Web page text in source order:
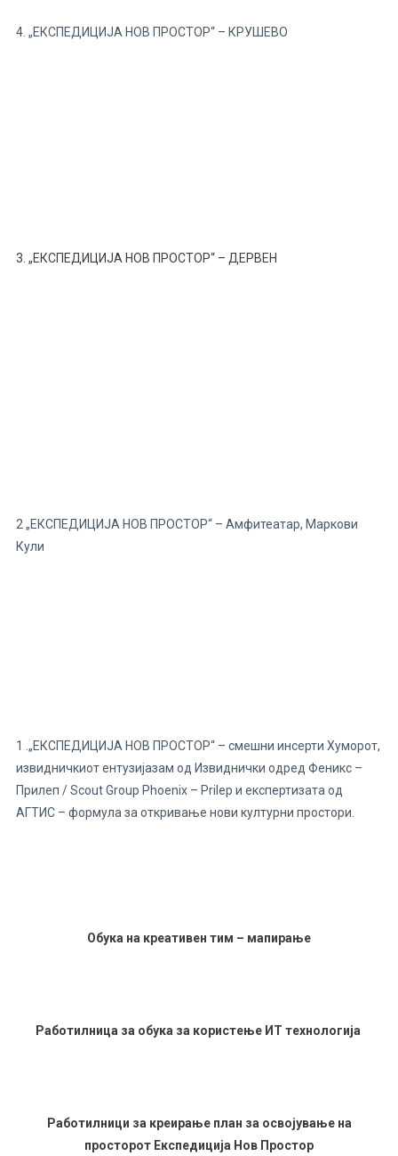
4. „ЕКСПЕДИЦИЈА НОВ ПРОСТОР“ – КРУШЕВО
3. „ЕКСПЕДИЦИЈА НОВ ПРОСТОР“ – ДЕРВЕН
2 „ЕКСПЕДИЦИЈА НОВ ПРОСТОР“ – Амфитеатар, Маркови
Кули
1 .„ЕКСПЕДИЦИЈА НОВ ПРОСТОР“ – смешни инсерти Хуморот,
извидничкиот ентузијазам од Извиднички одред Феникс –
Прилеп / Scout Group Phoenix – Prilep и експертизата од
АГТИС – формула за откривање нови културни простори.
Обука на креативен тим – мапирање
Работилница за обука за користење ИТ технологија
Работилници за креирање план за освојување на
просторот Експедиција Нов Простор